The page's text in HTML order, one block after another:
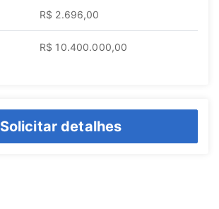
R$ 2.696,00
R$ 10.400.000,00
Solicitar detalhes